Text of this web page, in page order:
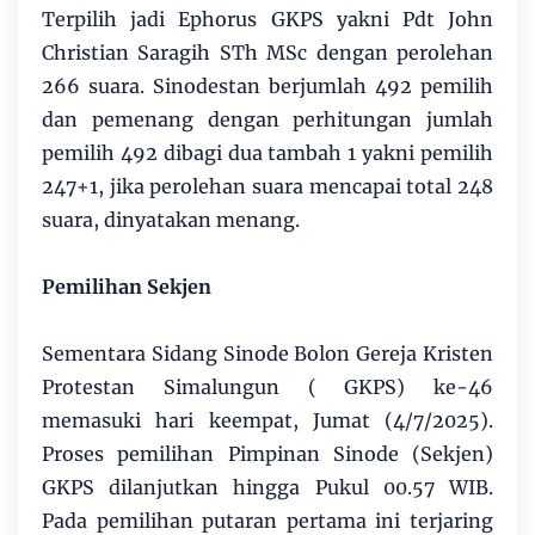
Terpilih jadi Ephorus GKPS yakni Pdt John
Christian Saragih STh MSc dengan perolehan
266 suara. Sinodestan berjumlah 492 pemilih
dan pemenang dengan perhitungan jumlah
pemilih 492 dibagi dua tambah 1 yakni pemilih
247+1, jika perolehan suara mencapai total 248
suara, dinyatakan menang.
Pemilihan Sekjen
Sementara Sidang Sinode Bolon Gereja Kristen
Protestan Simalungun ( GKPS) ke-46
memasuki hari keempat, Jumat (4/7/2025).
Proses pemilihan Pimpinan Sinode (Sekjen)
GKPS dilanjutkan hingga Pukul 00.57 WIB.
Pada pemilihan putaran pertama ini terjaring